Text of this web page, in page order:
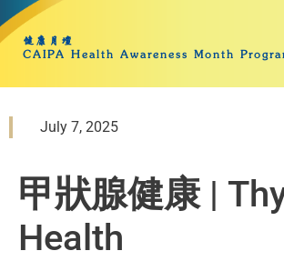
健康月壇
CAIPA Health Awareness Month
July 7, 2025
甲狀腺健康 |
Health